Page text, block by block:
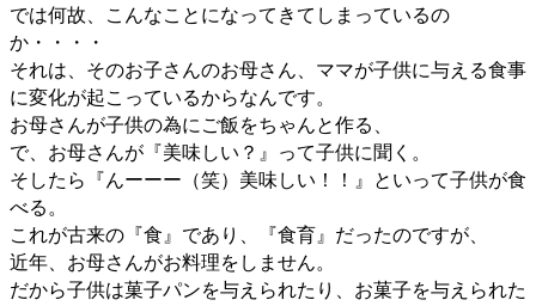
では何故、こんなことになってきてしまっているの
か・・・・
それは、そのお子さんのお母さん、ママが子供に与える食事
に変化が起こっているからなんです。
お母さんが子供の為にご飯をちゃんと作る、
で、お母さんが『美味しい？』って子供に聞く。
そしたら『んーーー（笑）美味しい！！』といって子供が食
べる。
これが古来の『食』であり、『食育』だったのですが、
近年、お母さんがお料理をしません。
だから子供は菓子パンを与えられたり、お菓子を与えられた